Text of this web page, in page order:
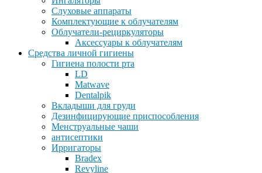
Слуховые аппараты
Комплектующие к облучателям
Облучатели-рециркуляторы
Аксессуары к облучателям
Средства личной гигиены
Гигиена полости рта
LD
Matwave
Dentalpik
Вкладыши для груди
Дезинфицирующие приспособления
Менструальные чаши
антисептики
Ирригаторы
Bradex
Revyline